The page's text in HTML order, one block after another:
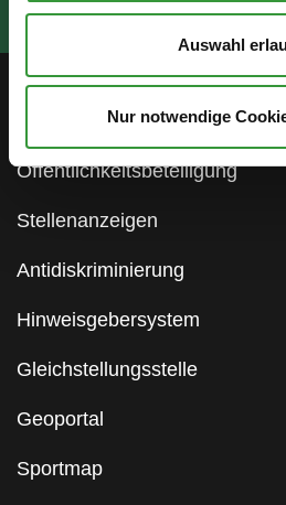
Auswahl
Nur notwendige
Öffentlichkeitsbeteiligung
Stellenanzeigen
Antidiskriminierung
Hinweisgebersystem
Gleichstellungsstelle
Geoportal
Sportmap